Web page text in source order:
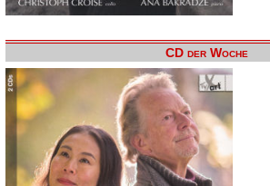
CD der Woche